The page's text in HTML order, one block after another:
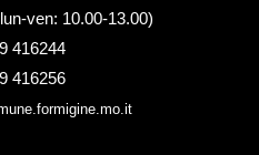
ven: 10.00-13.00)
416244
416256